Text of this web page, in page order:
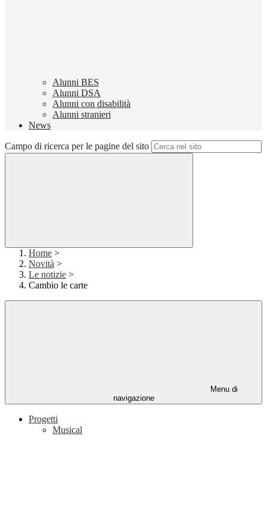
Alunni BES
Alunni DSA
Alunni con disabilità
Alunni stranieri
News
Campo di ricerca per le pagine del sito
Home >
Novità >
Le notizie >
Cambio le carte
Menu di
navigazione
Progetti
Musical